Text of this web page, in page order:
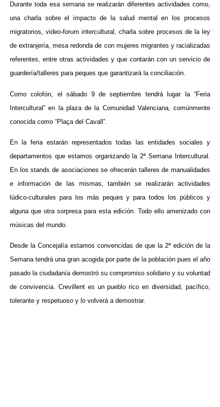
Durante toda esa semana se realizarán diferentes actividades como,
una charla sobre el impacto de la salud mental en los procesos
migratorios, video-forum intercultural, charla sobre procesos de la ley
de extranjería, mesa redonda de con mujeres migrantes y racializadas
referentes, entre otras actividades y que contarán con un servicio de
guardería/talleres para peques que garantizará la conciliación.
Como colofón, el sábado 9 de septiembre tendrá lugar la “Feria
Intercultural” en la plaza de la Comunidad Valenciana, comúnmente
conocida como “Plaça del Cavall”.
En la feria estarán representados todas las entidades sociales y
departamentos que estamos organizando la 2ª Semana Intercultural.
En los stands de asociaciones se ofrecerán talleres de manualidades
e información de las mismas, también se realizarán actividades
lúdico-culturales para los más peques y para todos los públicos y
alguna que otra sorpresa para esta edición. Todo ello amenizado con
músicas del mundo.
Desde la Concejalía estamos convencidas de que la 2ª edición de la
Semana tendrá una gran acogida por parte de la población pues el año
pasado la ciudadanía demostró su compromiso solidario y su voluntad
de convivencia. Crevillent es un pueblo rico en diversidad, pacífico,
tolerante y respetuoso y lo volverá a demostrar.